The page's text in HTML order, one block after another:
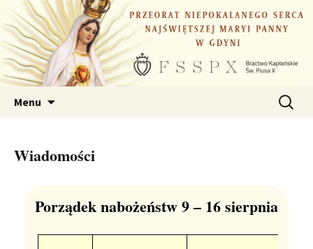
Przejdź
do
treści
Menu Szukaj:
Wiadomości
Porządek nabożeństw 9 – 16 sierpnia